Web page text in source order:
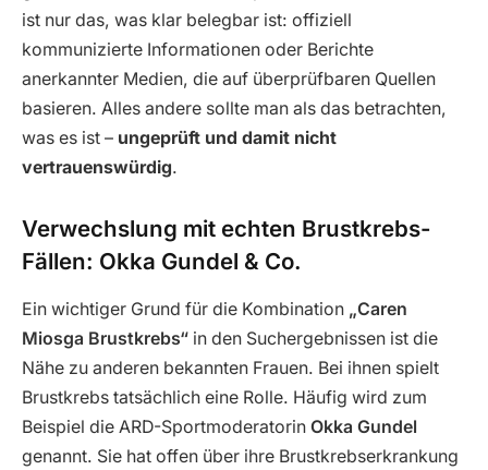
ist nur das, was klar belegbar ist: offiziell
kommunizierte Informationen oder Berichte
anerkannter Medien, die auf überprüfbaren Quellen
basieren. Alles andere sollte man als das betrachten,
was es ist – ungeprüft und damit nicht
vertrauenswürdig.
Verwechslung mit echten Brustkrebs-
Fällen: Okka Gundel & Co.
Ein wichtiger Grund für die Kombination „Caren
Miosga Brustkrebs“ in den Suchergebnissen ist die
Nähe zu anderen bekannten Frauen. Bei ihnen spielt
Brustkrebs tatsächlich eine Rolle. Häufig wird zum
Beispiel die ARD-Sportmoderatorin Okka Gundel
genannt. Sie hat offen über ihre Brustkrebserkrankung